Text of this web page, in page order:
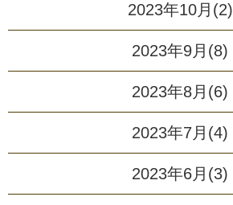
2023年10月(2)
2023年9月(8)
2023年8月(6)
2023年7月(4)
2023年6月(3)